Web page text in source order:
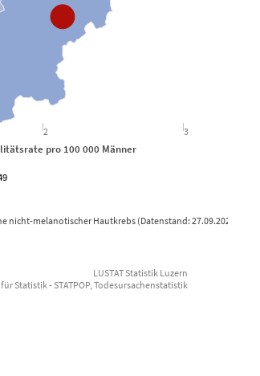
nicht-melanotischer Hautkrebs (Datenstand: 27.09.2023)
pro 100 000 Männer
2 3
LUSTAT Statistik Luzern
Statistik - STATPOP, Todesursachenstatistik